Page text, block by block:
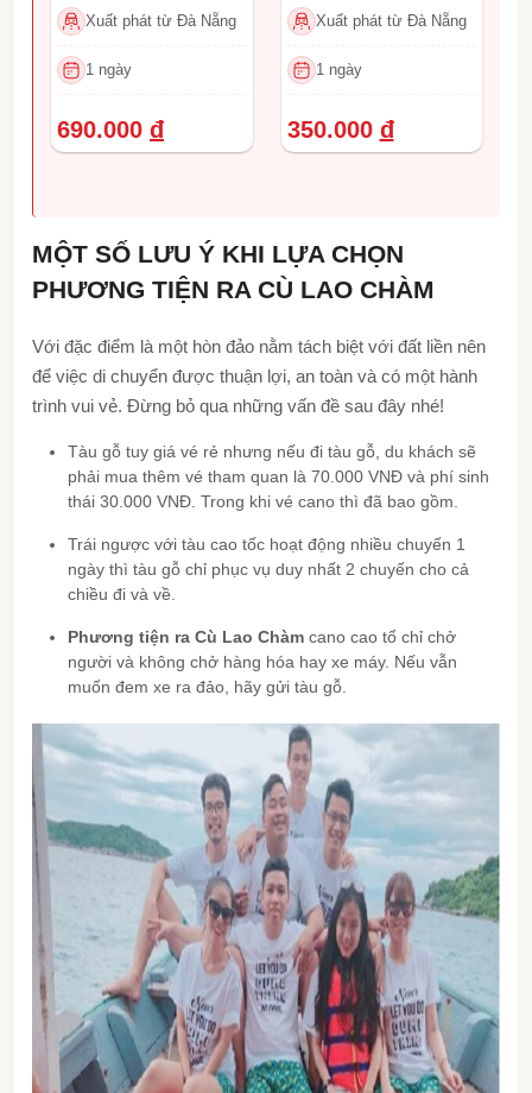
Xuất phát từ Đà Nẵng
1 ngày
690.000 đ
Xuất phát từ Đà Nẵng
1 ngày
350.000 đ
MỘT SỐ LƯU Ý KHI LỰA CHỌN
PHƯƠNG TIỆN RA CÙ LAO CHÀM
Với đặc điểm là một hòn đảo nằm tách biệt với đất liền nên
để việc di chuyển được thuận lợi, an toàn và có một hành
trình vui vẻ. Đừng bỏ qua những vấn đề sau đây nhé!
Tàu gỗ tuy giá vé rẻ nhưng nếu đi tàu gỗ, du khách sẽ
phải mua thêm vé tham quan là 70.000 VNĐ và phí sinh
thái 30.000 VNĐ. Trong khi vé cano thì đã bao gồm.
Trái ngược với tàu cao tốc hoạt động nhiều chuyến 1
ngày thì tàu gỗ chỉ phục vụ duy nhất 2 chuyến cho cả
chiều đi và về.
Phương tiện ra Cù Lao Chàm cano cao tổ chỉ chở
người và không chở hàng hóa hay xe máy. Nếu vẫn
muốn đem xe ra đảo, hãy gửi tàu gỗ.